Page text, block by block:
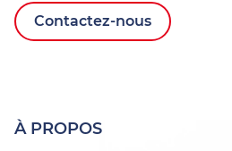
Contactez-nous
À PROPOS